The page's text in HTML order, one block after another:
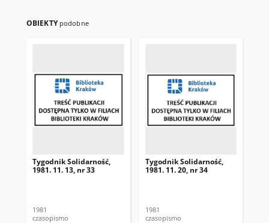
OBIEKTY podobne
Tygodnik Solidarność,
1981. 11. 13, nr 33
1981
czasopismo
Tygodnik Solidarność,
1981. 11. 20, nr 34
1981
czasopismo